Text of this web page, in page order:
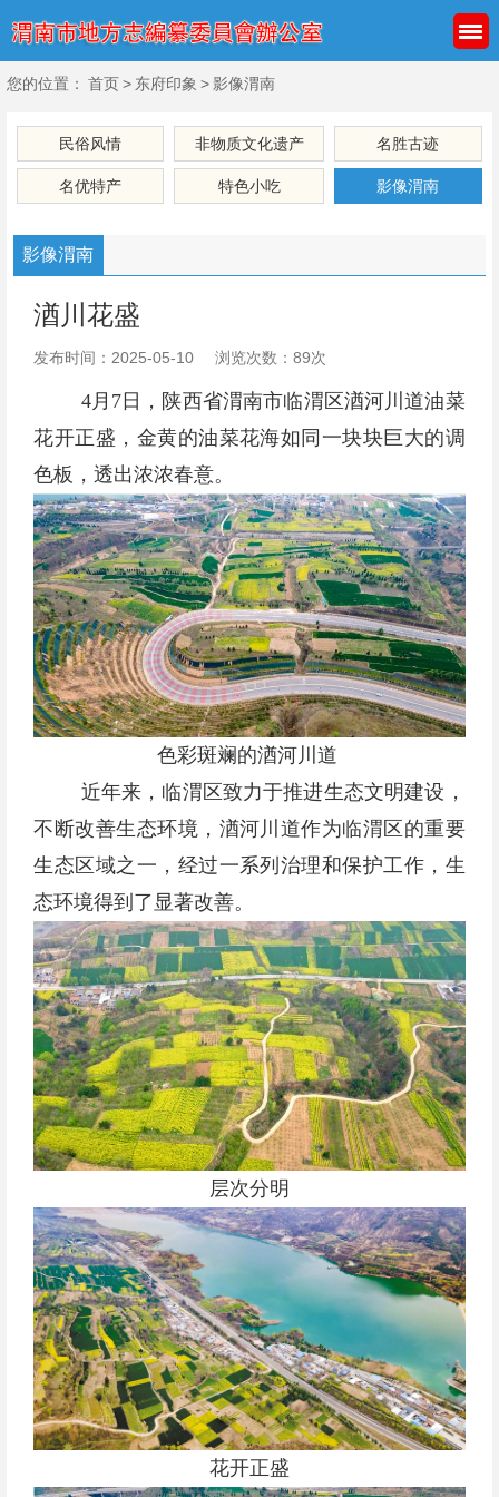
您的位置： 首页> 东府印象 >影像渭南
民俗风情 非物质文化遗产 名胜古迹
名优特产 特色小吃 影像渭南
影像渭南
湭川花盛
发布时间：2025-05-10 浏览次数：89次
4月7日，陕西省渭南市临渭区湭河川道油菜
花开正盛，金黄的油菜花海如同一块块巨大的调
色板，透出浓浓春意。
色彩斑斓的湭河川道
近年来，临渭区致力于推进生态文明建设，
不断改善生态环境，湭河川道作为临渭区的重要
生态区域之一，经过一系列治理和保护工作，生
态环境得到了显著改善。
层次分明
花开正盛